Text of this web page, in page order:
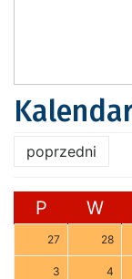
poprzedni
P W
27 28
3 4